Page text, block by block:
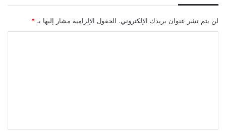
لن يتم نشر عنوان بريدك الإلكتروني. الحقول الإلزامية مشار إليها بـ *
ق